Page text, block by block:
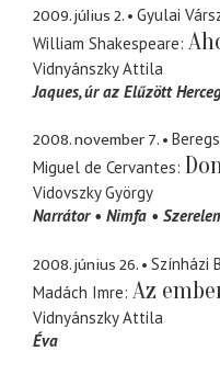
2009. július 2.
Gyulai
William Shakespeare
Vidnyánszky Attila
Jaques úr az Elűzött
2008. november 7.
Miguel de Cervantes
Vidovszky György
Narrátor
Nimfa
2008. június 26.
Színházi
Madách Imre Az
Vidnyánszky Attila
Éva